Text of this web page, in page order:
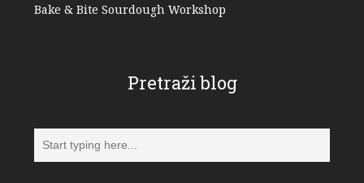
Bake & Bite Sourdough Workshop
Pretraži blog